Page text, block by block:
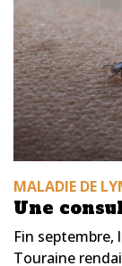
MALADIE DE
Une
Fin septembre,
Touraine